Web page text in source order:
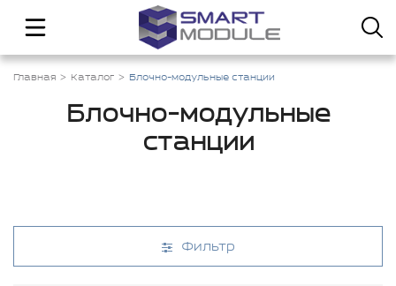
Главная Каталог Блочно-модульные станции
Блочно-модульные
станции
Фильтр